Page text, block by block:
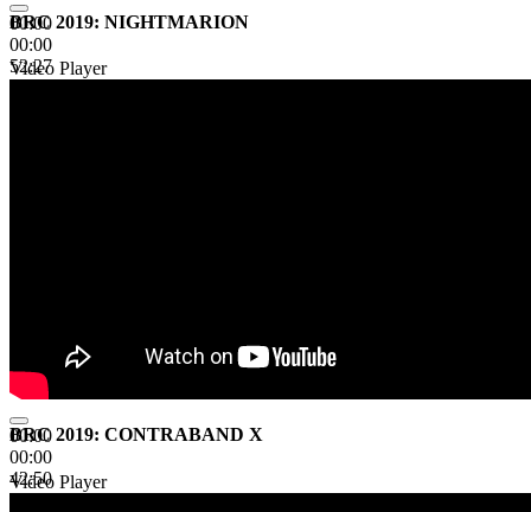
00:00
00:00
52:27
BRC 2019: NIGHTMARION
Video Player
00:00
00:00
42:50
BRC 2019: CONTRABAND X
Video Player